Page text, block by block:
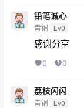
铅笔诚心
青铜 Lv0
感谢分享
0 0
荔枝闪闪
青铜 Lv0